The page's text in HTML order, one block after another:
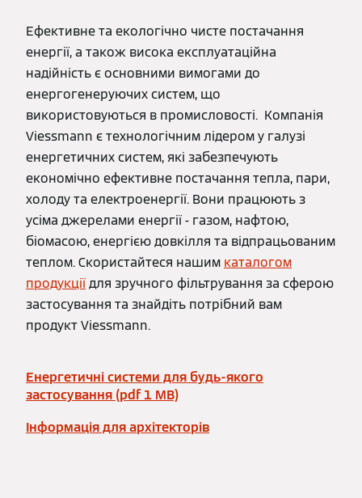
Ефективне та екологічно чисте постачання
енергії, а також висока експлуатаційна
надійність є основними вимогами до
енергогенеруючих систем, що
використовуються в промисловості. Компанія
Viessmann є технологічним лідером у галузі
енергетичних систем, які забезпечують
економічно ефективне постачання тепла, пари,
холоду та електроенергії. Вони працюють з
усіма джерелами енергії - газом, нафтою,
біомасою, енергією довкілля та відпрацьованим
теплом. Скористайтеся нашим каталогом
продукціїдля зручного фільтрування за сферою
застосування та знайдіть потрібний вам
продукт Viessmann.
Енергетичні системи для будь-якого
застосування (pdf 1 MB)
Інформація для архітекторів